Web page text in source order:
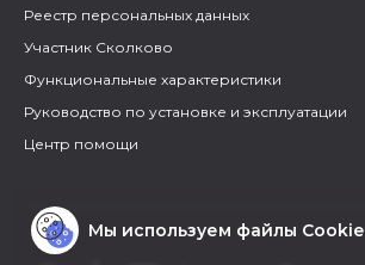
Реестр персональных данных
Участник Сколково
Функциональные характеристики
Руководство по установке и эксплуатации
Центр помощи
Мы используем файлы Cookie